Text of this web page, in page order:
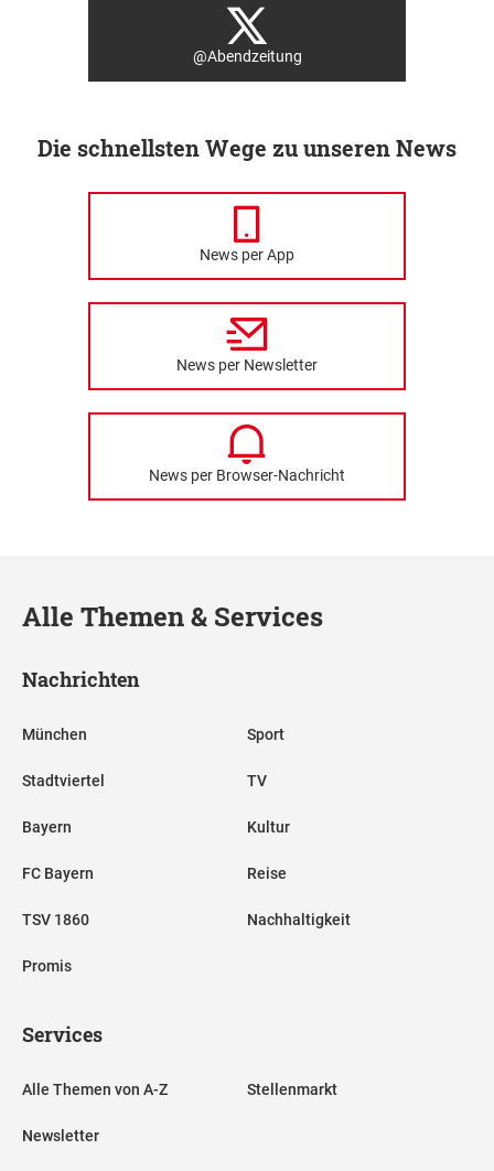
@Abendzeitung
Die schnellsten Wege zu unseren News
News per App
News per Newsletter
News per Browser-Nachricht
Alle Themen & Services
Nachrichten
München
Stadtviertel
Bayern
FC Bayern
TSV 1860
Promis
Sport
TV
Kultur
Reise
Nachhaltigkeit
Services
Alle Themen von A-Z
Newsletter
Stellenmarkt